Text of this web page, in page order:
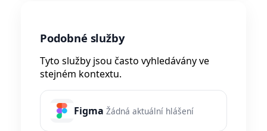
Podobné služby
Tyto služby jsou často vyhledávány ve
stejném kontextu.
Figma Žádná aktuální hlášení